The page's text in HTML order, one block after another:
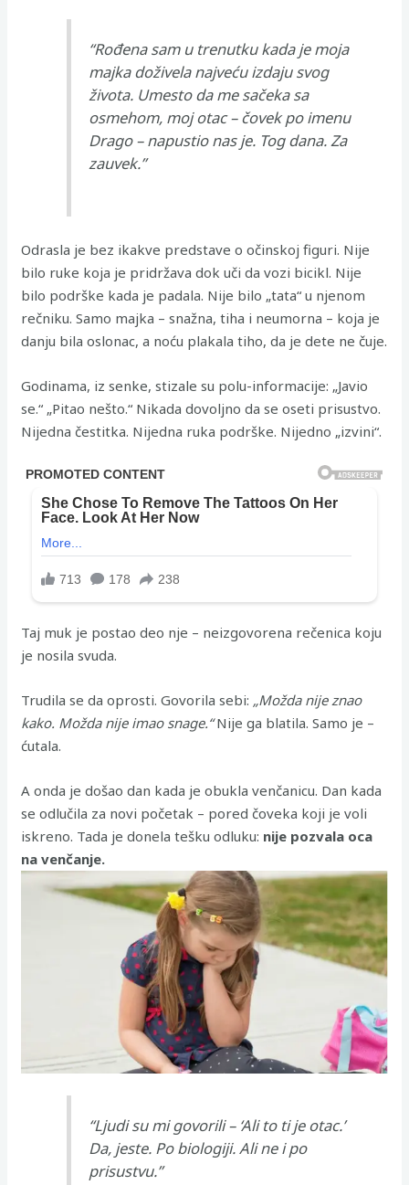
“Rođena sam u trenutku kada je moja
majka doživela najveću izdaju svog
života. Umesto da me sačeka sa
osmehom, moj otac – čovek po imenu
Drago – napustio nas je. Tog dana. Za
zauvek.”
Odrasla je bez ikakve predstave o očinskoj figuri. Nije
bilo ruke koja je pridržava dok uči da vozi bicikl. Nije
bilo podrške kada je padala. Nije bilo „tata“ u njenom
rečniku. Samo majka – snažna, tiha i neumorna – koja je
danju bila oslonac, a noću plakala tiho, da je dete ne čuje.
Godinama, iz senke, stizale su polu-informacije: „Javio
se.“ „Pitao nešto.“ Nikada dovoljno da se oseti prisustvo.
Nijedna čestitka. Nijedna ruka podrške. Nijedno „izvini“.
Taj muk je postao deo nje – neizgovorena rečenica koju
je nosila svuda.
Trudila se da oprosti. Govorila sebi: „Možda nije znao
kako. Možda nije imao snage.“Nije ga blatila. Samo je –
ćutala.
A onda je došao dan kada je obukla venčanicu. Dan kada
se odlučila za novi početak – pored čoveka koji je voli
iskreno. Tada je donela tešku odluku: nije pozvala oca
na venčanje.
“Ljudi su mi govorili – ‘Ali to ti je otac.’
Da, jeste. Po biologiji. Ali ne i po
prisustvu.”